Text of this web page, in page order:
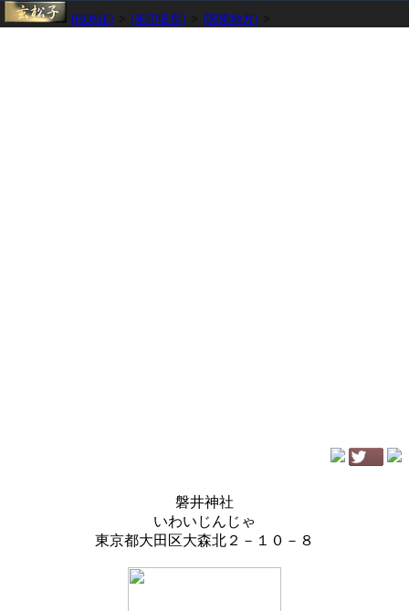
[HOME] [朱印収集] [関東地方]
磐井神社
いわいじんじゃ
東京都大田区大森北２－１０－８